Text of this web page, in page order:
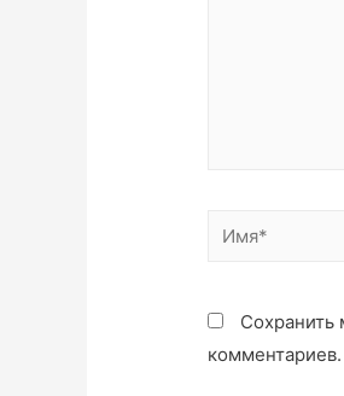
Сохранить
комментариев.